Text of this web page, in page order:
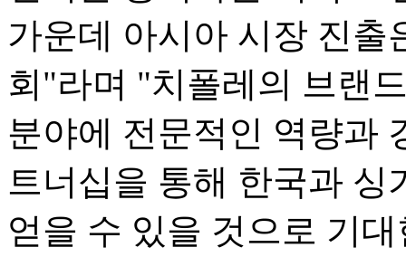
가운데 아시아 시장 진출
회"라며 "치폴레의 브랜
분야에 전문적인 역량과
트너십을 통해 한국과 싱
얻을 수 있을 것으로 기